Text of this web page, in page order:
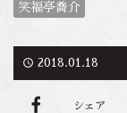
笑福亭喬介
access_time 2018.01.18
シェア